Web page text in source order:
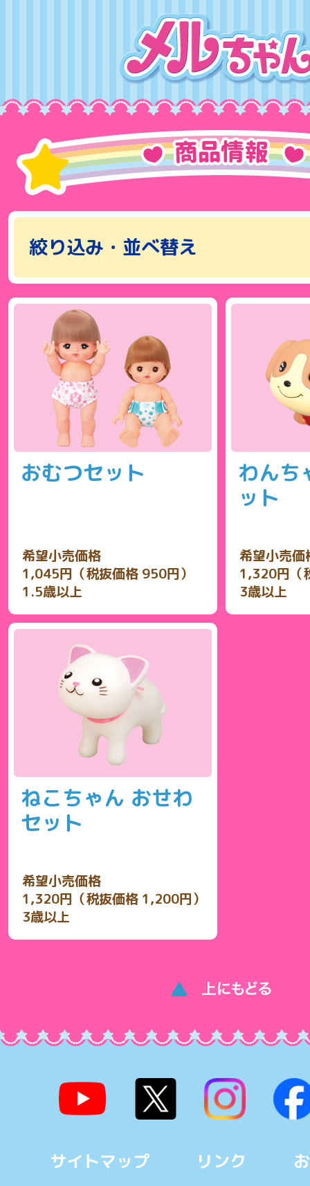
絞り込み・並べ替え
おむつセット
希望小売価格
1,045円（税抜価格 950円）
1.5歳以上
わんち
ット
希望小売価
1,320円（
3歳以上
ねこちゃん おせわ
セット
希望小売価格
1,320円（税抜価格 1,200円）
3歳以上
サイトマップ リンク